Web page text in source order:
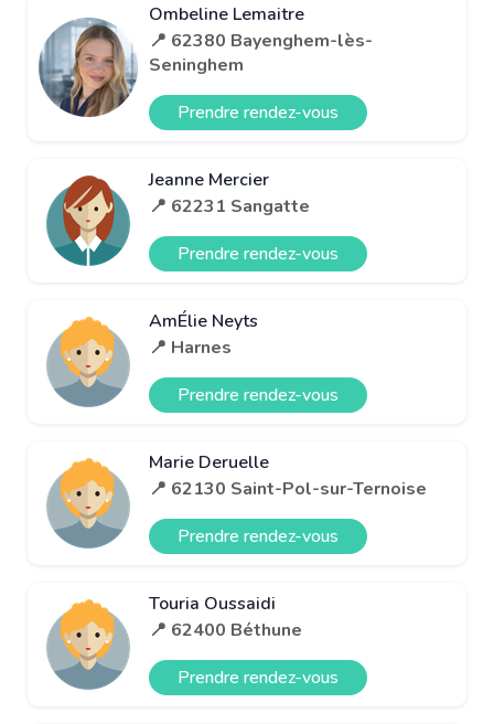
Ombeline Lemaitre
📍 62380 Bayenghem-lès-
Seninghem
Prendre rendez-vous
Jeanne Mercier
📍 62231 Sangatte
Prendre rendez-vous
AmÉlie Neyts
📍 Harnes
Prendre rendez-vous
Marie Deruelle
📍 62130 Saint-Pol-sur-Ternoise
Prendre rendez-vous
Touria Oussaidi
📍 62400 Béthune
Prendre rendez-vous